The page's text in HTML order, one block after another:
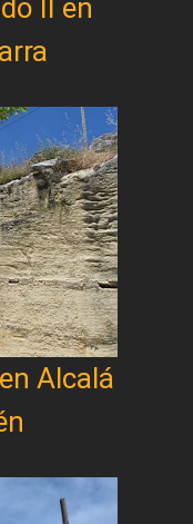
II en
Alcalá